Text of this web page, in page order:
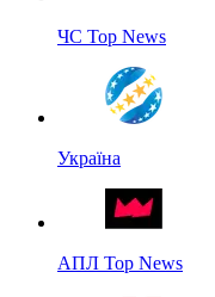
ЧС Top News
Україна
АПЛ Top News